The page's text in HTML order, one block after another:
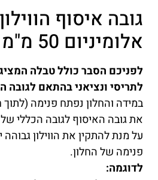
גובה איסוף
אלומיניום 50 מ"מ
לפניכם הסבר כולל טבלה
לתריסי ונציאני בהתאם לגובה
במידה והחלון נפתח פנימה
את גובה האיסוף לגובה הכללי של
על מנת להתקין את הווילון
פנימה של החלון.
לדוגמה: